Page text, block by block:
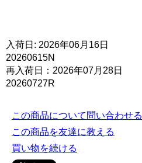
入荷日: 2026年06月16日
20260615N
再入荷日：2026年07月28日
20260727R
この商品について問い合わせる
この商品を友達に教える
買い物を続ける